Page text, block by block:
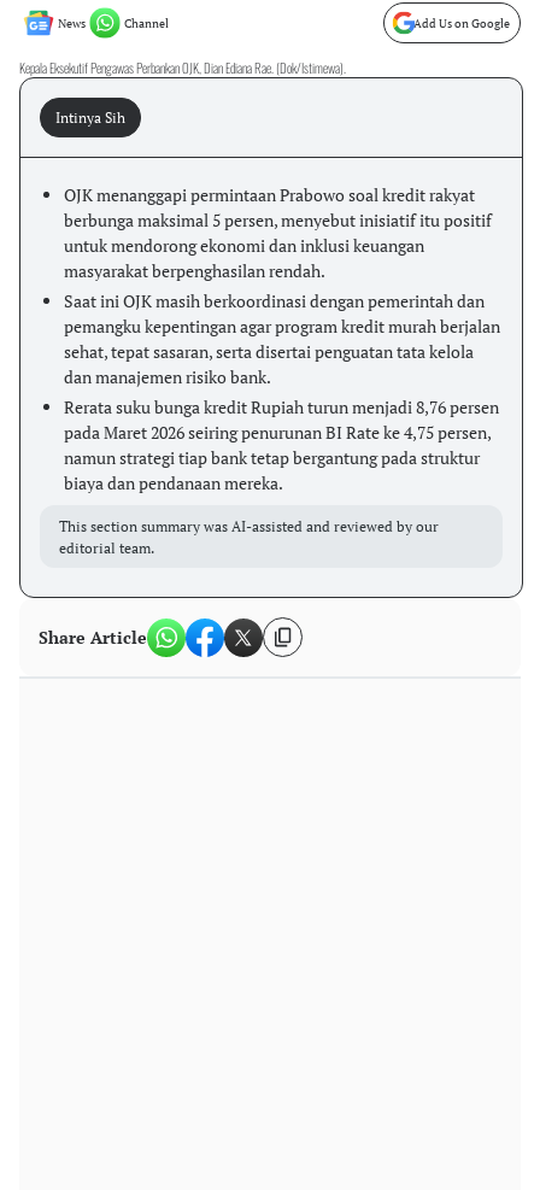
News Channel Add Us on Google
Kepala Eksekutif Pengawas Perbankan OJK, Dian Ediana Rae. (Dok/Istimewa).
Intinya Sih
OJK menanggapi permintaan Prabowo soal kredit rakyat
berbunga maksimal 5 persen, menyebut inisiatif itu positif
untuk mendorong ekonomi dan inklusi keuangan
masyarakat berpenghasilan rendah.
Saat ini OJK masih berkoordinasi dengan pemerintah dan
pemangku kepentingan agar program kredit murah berjalan
sehat, tepat sasaran, serta disertai penguatan tata kelola
dan manajemen risiko bank.
Rerata suku bunga kredit Rupiah turun menjadi 8,76 persen
pada Maret 2026 seiring penurunan BI Rate ke 4,75 persen,
namun strategi tiap bank tetap bergantung pada struktur
biaya dan pendanaan mereka.
This section summary was AI-assisted and reviewed by our
editorial team.
Share Article